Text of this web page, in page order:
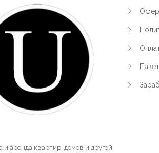
и аренда квартир, домов и другой